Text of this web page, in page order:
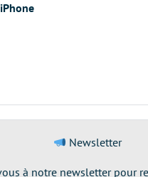
Newsletter
à notre newsletter pour